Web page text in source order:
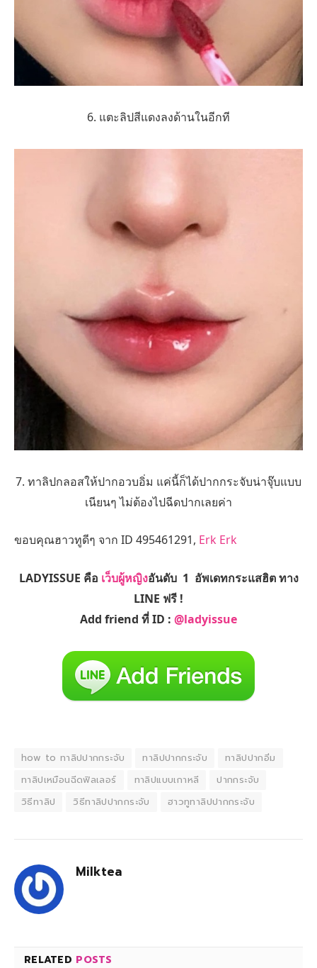
6. แตะลิปสีแดงลงด้านในอีกที
7. ทาลิปกลอสให้ปากอวบอิ่ม แค่นี้ก็ได้ปากกระจับน่าจุ๊บแบบ
เนียนๆ ไม่ต้องไปฉีดปากเลยค่า
ขอบคุณฮาวทูดีๆ จาก ID 495461291, Erk Erk
LADYISSUE คือ เว็บผู้หญิงอันดับ 1 อัพเดทกระแสฮิต ทาง
LINE ฟรี !
Add friend ที่ ID : @ladyissue
how to ทาลิปปากกระจับ ทาลิปปากกระจับ
ทาลิปปากอิ่ม
ทาลิปเหมือนฉีดฟิลเลอร์
ทาลิปแบบเกาหลี
ปากกระจับ
วิธีทาลิป
วิธีทาลิปปากกระจับ ฮาวทูทาลิปปากกระจับ
Milktea
RELATED POSTS